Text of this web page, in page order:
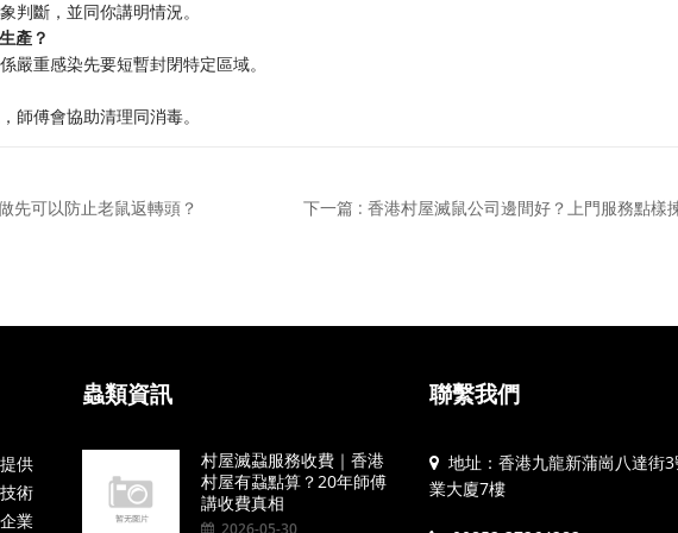
判斷，並同你講明情況。
產？
嚴重感染先要短暫封閉特定區域。
師傅會協助清理同消毒。
先可以防止老鼠返轉頭？ 下一篇 : 香港村屋滅鼠公司邊間好？上門服務點樣
供
術
業
蟲類資訊
村屋滅蝨服務收費｜香港
村屋有蝨點算？20年師傅
講收費真相
2026-05-30
聯繫我們
地址：香港九龍新蒲崗八達街
業大廈7樓